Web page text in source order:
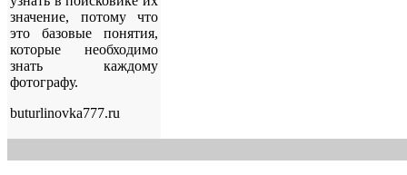
значение, потому что
это базовые понятия,
которые необходимо
знать каждому
фотографу.
buturlinovka777.ru